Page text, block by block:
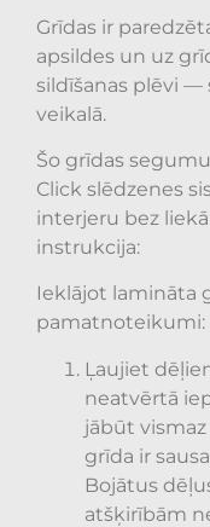
Grīdas ir
apsildes un uz
sildīšanas plēvi
veikalā.
Šo grīdas
Click slēdzenes
interjeru bez
instrukcija:
Ieklājot lamināta
pamatnoteikumi:
Ļaujiet
neatvērtā
jābūt vismaz
grīda ir
Bojātus
atšķirībām